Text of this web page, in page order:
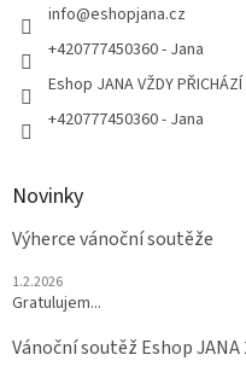
info@eshopjana.cz
+420777450360 - Jana
Eshop JANA VŽDY
+420777450360 - Jana
Novinky
Výherce vánoční soutěže
1.2.2026
Gratulujem...
Vánoční soutěž Eshop JANA